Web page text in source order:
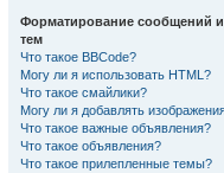
Форматирование сообщений
тем
Что такое BBCode?
Могу ли я использовать HTML?
Что такое смайлики?
Могу ли я добавлять
Что такое важные объявления?
Что такое объявления?
Что такое прилепленные темы?